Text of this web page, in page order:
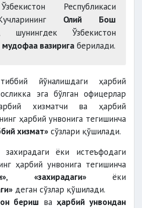
Республикаси
Олий Бош
шунингдек Ўзбекистон
мудофаа вазирига берилади.
йўналишдаги ҳарбий
эга бўлган офицерлар
хизматчи ва ҳарбий
ҳарбий унвонига тегишинча
хизмат» сўзлари қўшилади.
захирадаги ёки истеъфодаги
ҳарбий унвонига тегишинча
, «захирадаги»ёки
деган сўзлар қўшилади.
бериш ваҳарбий унвондан